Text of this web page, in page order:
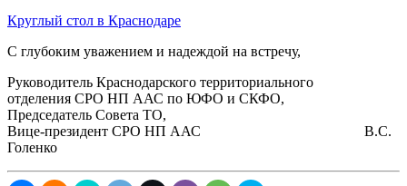
Круглый стол в Краснодаре
С глубоким уважением и надеждой на встречу,
Руководитель Краснодарского территориального
отделения СРО НП ААС по ЮФО и СКФО,
Председатель Совета ТО,
Вице-президент СРО НП ААС В.С.
Голенко